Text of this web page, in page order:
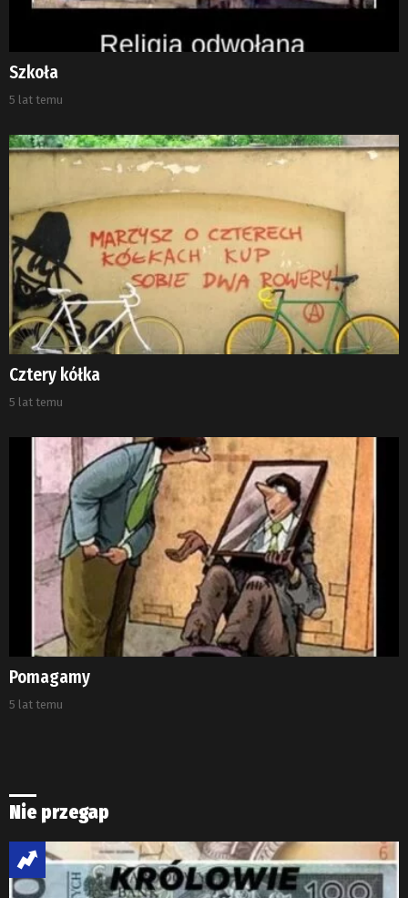
Szkoła
5 lat temu
Cztery kółka
5 lat temu
Pomagamy
5 lat temu
Nie przegap